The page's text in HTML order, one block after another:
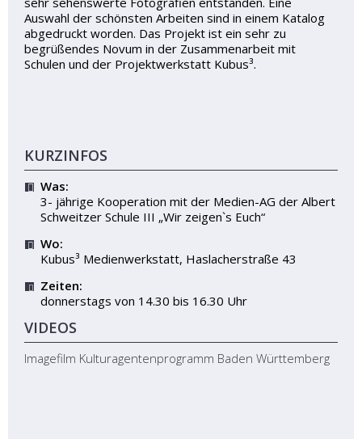
Auswahl der schönsten Arbeiten sind in einem Katalog
abgedruckt worden. Das Projekt ist ein sehr zu
begrüßendes Novum in der Zusammenarbeit mit
Schulen und der Projektwerkstatt Kubus³.
KURZINFOS
Was:
3- jährige Kooperation mit der Medien-AG der Albert
Schweitzer Schule III „Wir zeigen`s Euch“
Wo:
Kubus³ Medienwerkstatt, Haslacherstraße 43
Zeiten:
donnerstags von 14.30 bis 16.30 Uhr
VIDEOS
Imagefilm Kulturagentenprogramm Baden Württemberg